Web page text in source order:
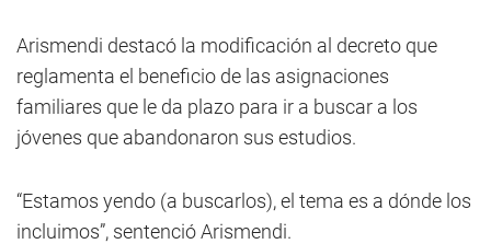
Arismendi destacó la modificación al decreto que
reglamenta el beneficio de las asignaciones
familiares que le da plazo para ir a buscar a los
jóvenes que abandonaron sus estudios.
“Estamos yendo (a buscarlos), el tema es a dónde los
incluimos”, sentenció Arismendi.